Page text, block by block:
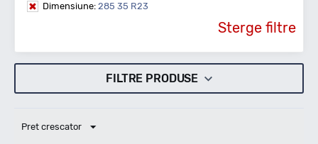
Dimensiune: 285 35 R23
Sterge filtre
FILTRE PRODUSE
Pret crescator